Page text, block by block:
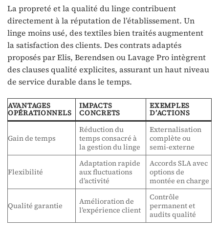
La propreté et la qualité du linge contribuent
directement à la réputation de l’établissement. Un
linge moins usé, des textiles bien traités augmentent
la satisfaction des clients. Des contrats adaptés
proposés par Elis, Berendsen ou Lavage Pro intègrent
des clauses qualité explicites, assurant un haut niveau
de service durable dans le temps.
AVANTAGES
OPÉRATIONNELS
IMPACTS
CONCRETS
EXEMPLES
D’ACTIONS
Gain de temps
Réduction du
temps consacré à
la gestion du linge
Externalisation
complète ou
semi-externe
Flexibilité
Adaptation rapide
aux fluctuations
d’activité
Accords SLA avec
options de
montée en charge
Qualité garantie
Amélioration de
l’expérience client
Contrôle
permanent et
audits qualité